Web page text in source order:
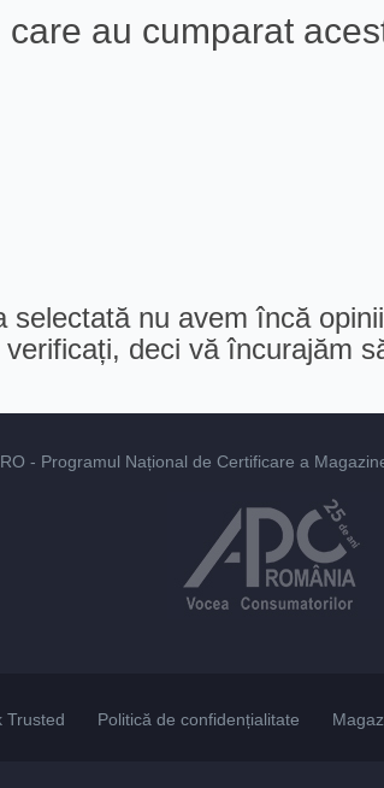
au cumparat
selectată nu avem încă
deci vă încurajăm
- Programul Național de Certificare a
Trusted Politică de confidențialitate